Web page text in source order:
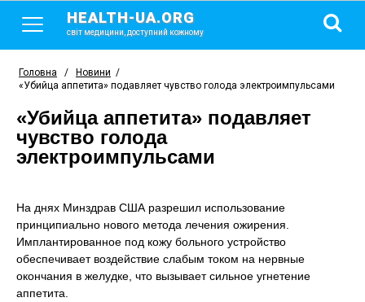
HEALTH-UA.ORG
світ медицини, доступний кожному
Головна / Новини /
«Убийца аппетита» подавляет чувство голода электроимпульсами
«Убийца аппетита» подавляет
чувство голода
электроимпульсами
На днях Минздрав США разрешил использование
принципиально нового метода лечения ожирения.
Имплантированное под кожу больного устройство
обеспечивает воздействие слабым током на нервные
окончания в желудке, что вызывает сильное угнетение
аппетита.